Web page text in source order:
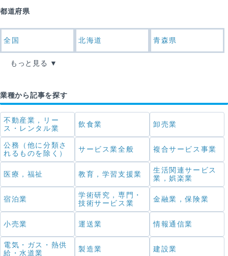
都道府県
全国 北海道 青森県
もっと見る
業種から記事を探す
不動産業，リー
ス・レンタル業
飲食業 卸売業
公務（他に分類さ
れるものを除く）
サービス業全般 複合サービス事業
医療，福祉 教育，学習支援業
生活関連サービス
業，娯楽業
宿泊業
学術研究，専門・
技術サービス業
金融業，保険業
小売業 運送業 情報通信業
電気・ガス・熱供
給・水道業
製造業 建設業